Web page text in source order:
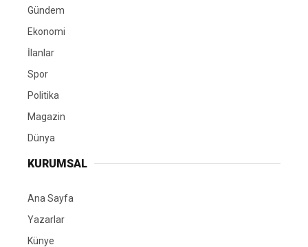
Gündem
Ekonomi
İlanlar
Spor
Politika
Magazin
Dünya
KURUMSAL
Ana Sayfa
Yazarlar
Künye